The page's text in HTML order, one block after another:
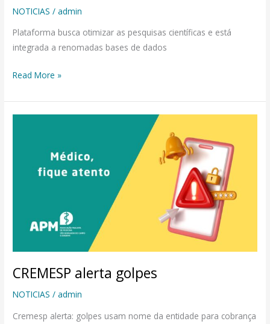
NOTICIAS /admin
Plataforma busca otimizar as pesquisas científicas e está
integrada a renomadas bases de dados
Read More »
CREMESP alerta golpes
NOTICIAS /admin
Cremesp alerta: golpes usam nome da entidade para cobrança